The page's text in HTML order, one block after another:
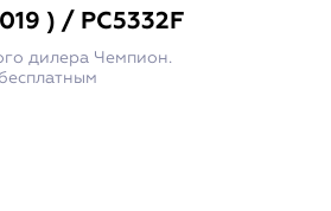
) / PC5332F
дилера Чемпион.